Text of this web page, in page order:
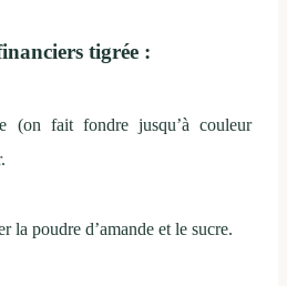
tigrée :
(on fait fondre jusqu’à couleur
la poudre d’amande et le sucre.